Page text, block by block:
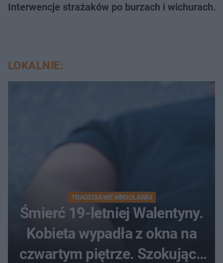
Interwencje strażaków po burzach i wichurach.
LOKALNIE:
TRAGEDIA WE WROCŁAWIU
Śmierć 19-letniej Walentyny.
Kobieta wypadła z okna na
czwartym piętrze. Szokujące